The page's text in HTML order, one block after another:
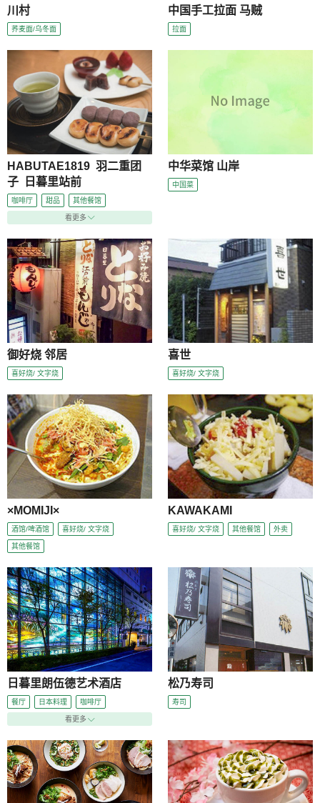
川村
荞麦面/乌冬面
中国手工拉面 马贼
拉面
HABUTAE1819 羽二重团
子 日暮里站前
咖啡厅 甜品 其他餐馆
看更多
中华菜馆 山岸
中国菜
御好烧 邻居
喜好烧/ 文字烧
喜世
喜好烧/ 文字烧
×MOMIJI×
酒馆/啤酒馆 喜好烧/ 文字烧
其他餐馆
KAWAKAMI
喜好烧/ 文字烧 其他餐馆 外卖
日暮里朗伍德艺术酒店
餐厅 日本料理 咖啡厅
看更多
松乃寿司
寿司